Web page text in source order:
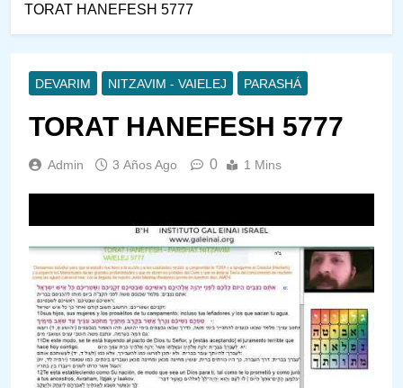
TORAT HANEFESH 5777
DEVARIM NITZAVIM - VAIELEJ PARASHÁ
TORAT HANEFESH 5777
Admin 3 Años Ago 0 1 Mins